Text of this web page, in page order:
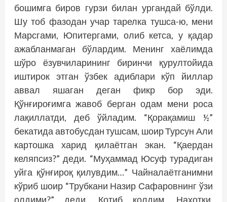
бошимга биров гурзи билан ургандай бўлди.
Шу тоб фазодан учар тарелка тушса-ю, мени
Марсгами, Юпитергами, олиб кетса, у қадар
ажабланмаган бўлардим. Менинг хаёлимда
шўро ёзувчиларининг биринчи қурултойида
иштирок этган ўзбек адиблари кўп йиллар
аввал яшаган деган фикр бор эди.
Қўнғироғимга жавоб берган одам мени роса
лақиллатди, деб ўйладим. “Қорақамиш ½”
бекатида автобусдан тушсам, шоир Турсун Али
картошка харид қилаётган экан. “Қаердан
келяпсиз?” деди. “Муҳаммад Юсуф турадиган
уйга қўнғироқ қилувдим…” Чайналаётганимни
кўриб шоир “Трубкани Назир Сафаровнинг ўзи
олдими?” деди. Қотиб қолдим. Наҳотки,